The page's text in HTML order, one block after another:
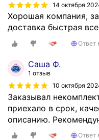
n
k
o
o
i
k
e
R
1
14 октября
Хорошая компания,
доставка быстрая
Ответ
Саша Ф.
1 отзыв
10 октября
Заказывал
приехало в срок,
описанию.
Ответ